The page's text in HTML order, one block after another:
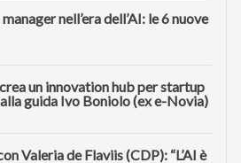
nell’era dell’AI: le 6 nuove
un innovation hub per startup
guida Ivo Boniolo (ex e-Novia)
Valeria de Flaviis (CDP): “L’AI è